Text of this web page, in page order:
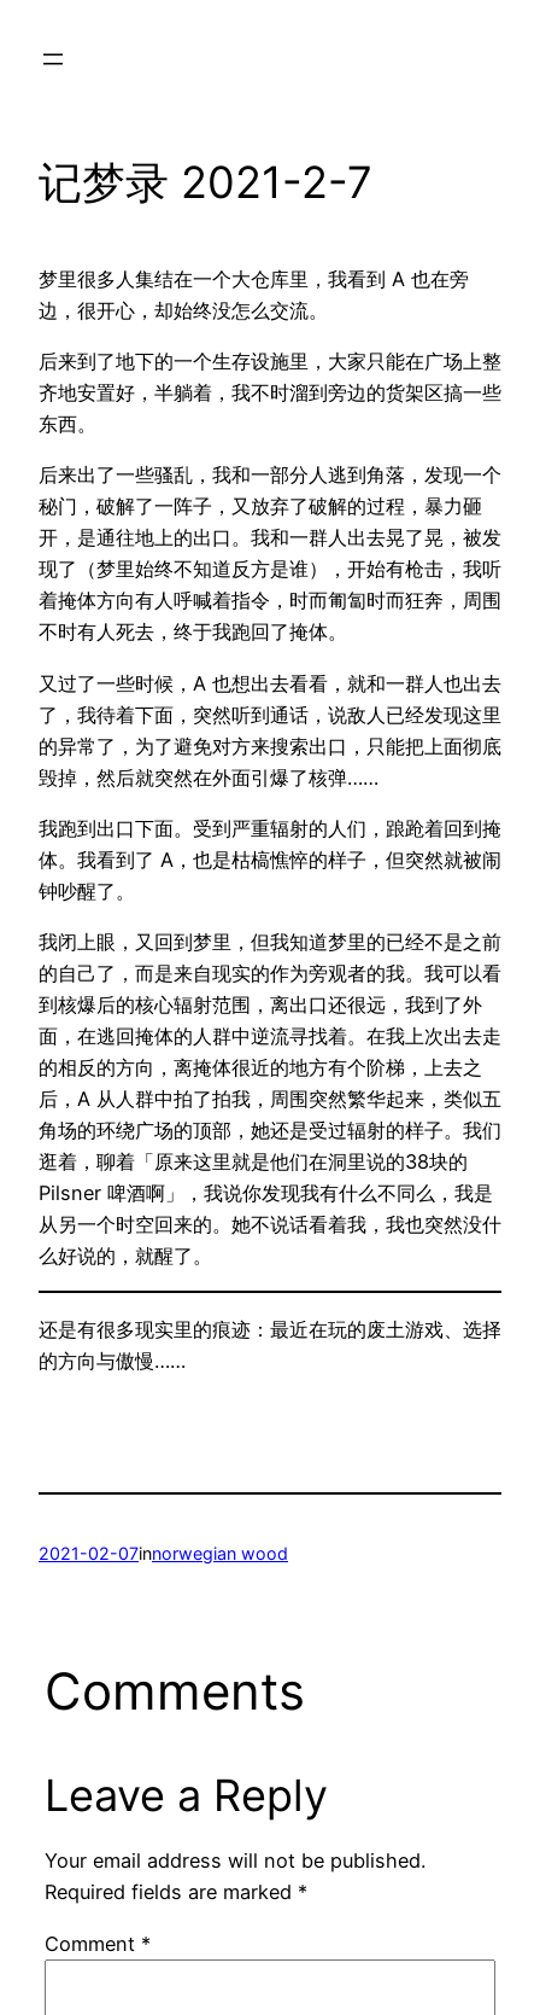
记梦录 2021-2-7
梦里很多人集结在一个大仓库里，我看到 A 也在旁
边，很开心，却始终没怎么交流。
后来到了地下的一个生存设施里，大家只能在广场上整
齐地安置好，半躺着，我不时溜到旁边的货架区搞一些
东西。
后来出了一些骚乱，我和一部分人逃到角落，发现一个
秘门，破解了一阵子，又放弃了破解的过程，暴力砸
开，是通往地上的出口。我和一群人出去晃了晃，被发
现了（梦里始终不知道反方是谁），开始有枪击，我听
着掩体方向有人呼喊着指令，时而匍匐时而狂奔，周围
不时有人死去，终于我跑回了掩体。
又过了一些时候，A 也想出去看看，就和一群人也出去
了，我待着下面，突然听到通话，说敌人已经发现这里
的异常了，为了避免对方来搜索出口，只能把上面彻底
毁掉，然后就突然在外面引爆了核弹……
我跑到出口下面。受到严重辐射的人们，踉跄着回到掩
体。我看到了 A，也是枯槁憔悴的样子，但突然就被闹
钟吵醒了。
我闭上眼，又回到梦里，但我知道梦里的已经不是之前
的自己了，而是来自现实的作为旁观者的我。我可以看
到核爆后的核心辐射范围，离出口还很远，我到了外
面，在逃回掩体的人群中逆流寻找着。在我上次出去走
的相反的方向，离掩体很近的地方有个阶梯，上去之
后，A 从人群中拍了拍我，周围突然繁华起来，类似五
角场的环绕广场的顶部，她还是受过辐射的样子。我们
逛着，聊着「原来这里就是他们在洞里说的38块的
Pilsner 啤酒啊」，我说你发现我有什么不同么，我是
从另一个时空回来的。她不说话看着我，我也突然没什
么好说的，就醒了。
还是有很多现实里的痕迹：最近在玩的废土游戏、选择
的方向与傲慢……
2021-02-07innorwegian wood
Comments
Leave a Reply
Your email address will not be published.
Required fields are marked *
Comment *